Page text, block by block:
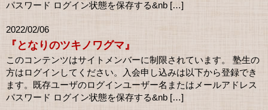
パスワード ログイン状態を保存する&nb […]
2022/02/06
『となりのツキノワグマ』
このコンテンツはサイトメンバーに制限されています。 塾生の
方はログインしてください。入会申し込みは以下から登録でき
ます。既存ユーザのログインユーザー名またはメールアドレス
パスワード ログイン状態を保存する&nb […]